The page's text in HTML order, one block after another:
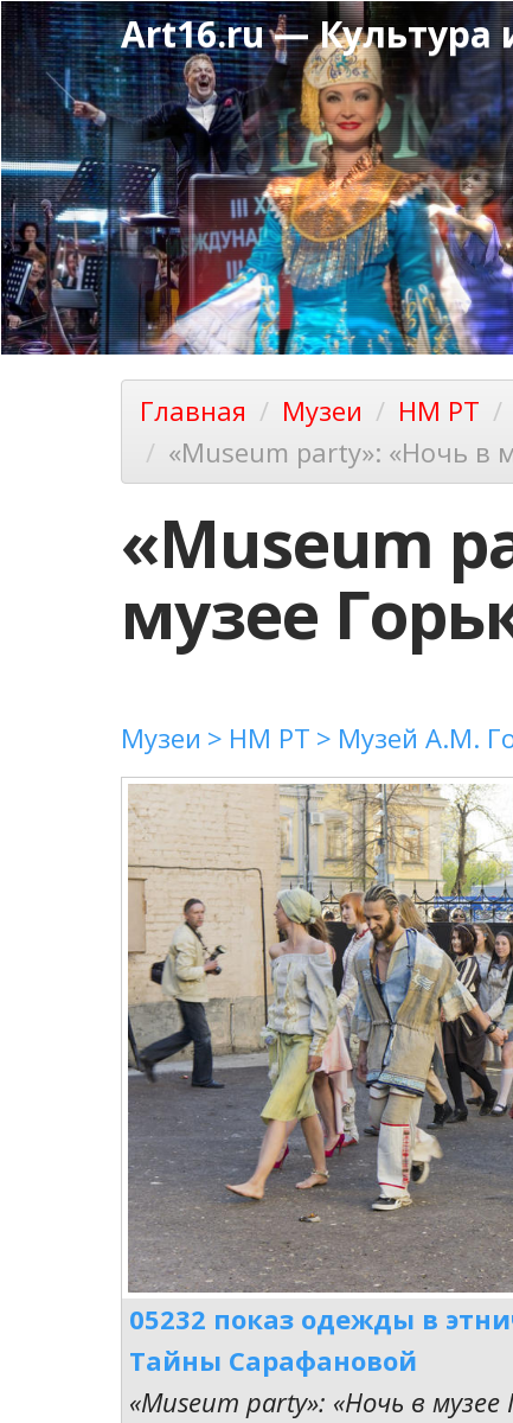
Перейти
к
основному
содержанию
Art16.ru — Культура
Главная Музеи НМ РТ
«Museum party»: «Ночь в
«Museum
музее
Музеи НМ РТ Музей А.М.
05232 показ одежды в
Тайны Сарафановой
«Museum party»: «Ночь в